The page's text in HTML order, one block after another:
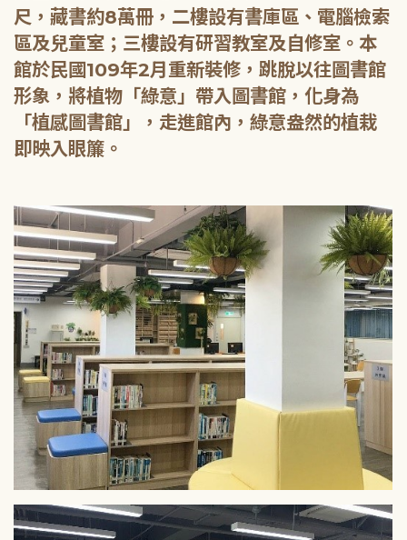
尺，藏書約8萬冊，二樓設有書庫區、電腦檢索
區及兒童室；三樓設有研習教室及自修室。本
館於民國109年2月重新裝修，跳脫以往圖書館
形象，將植物「綠意」帶入圖書館，化身為
「植感圖書館」，走進館內，綠意盎然的植栽
即映入眼簾。